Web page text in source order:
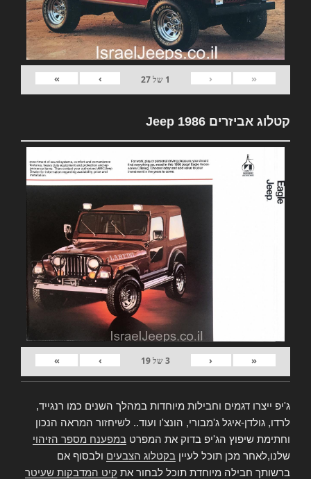
«
‹
1 של27
›
»
קטלוג אביזרים Jeep 1986
«
‹
3של19
›
»
ג'יפ ייצרו דגמים וחבילות מיוחדות במהלך השנים כמו רנגייד,
לרדו, גולדן-איגל ג'מבורי, הונצ'ו ועוד.. לשיחזור המראה הנכון
וחתימת שיפוץ הג'יפ בדוק את המפרט במפענח מספר הזיהוי
שלנו,לאחר מכן תוכל לעיין בקטלוג הצבעים ולבסוף אם
ברשותך חבילה מיוחדת תוכל לבחור את קיט המדבקות שעיטר